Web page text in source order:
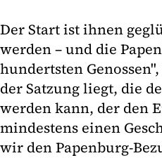
Der Start ist ihnen
werden – und die
hundertsten
der Satzung liegt, die
werden kann, der den
mindestens einen
wir den Papenburg-